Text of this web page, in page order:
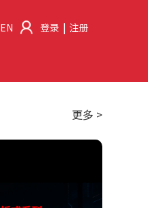
EN 登录 | 注册
更多 >